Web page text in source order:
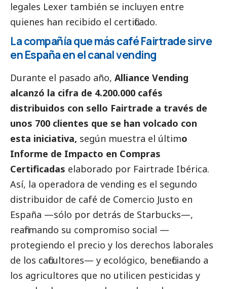
legales Lexer también se incluyen entre
quienes han recibido el certificado.
La compañía que más café Fairtrade sirve
en España en el canal vending
Durante el pasado año, Alliance Vending
alcanzó la cifra de 4.200.000 cafés
distribuidos con sello Fairtrade a través de
unos 700 clientes que se han volcado con
esta iniciativa, según muestra el último
Informe de Impacto en Compras
Certificadas elaborado por Fairtrade Ibérica.
Así, la operadora de vending es el segundo
distribuidor de café de Comercio Justo en
España —sólo por detrás de Starbucks—,
reafirmando su compromiso social —
protegiendo el precio y los derechos laborales
de los caficultores— y ecológico, beneficiando a
los agricultores que no utilicen pesticidas y